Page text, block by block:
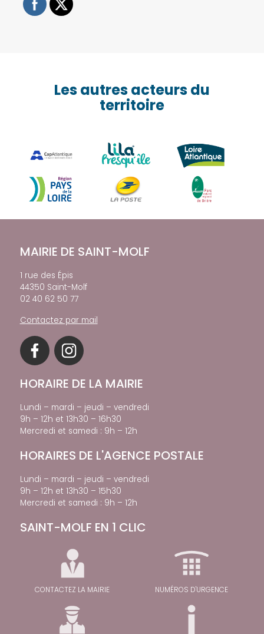
Les autres acteurs du
territoire
MAIRIE DE SAINT-MOLF
1 rue des Épis
44350 Saint-Molf
02 40 62 50 77
Contactez par mail
HORAIRE DE LA MAIRIE
Lundi – mardi – jeudi – vendredi
9h – 12h et 13h30 – 16h30
Mercredi et samedi : 9h – 12h
HORAIRES DE L'AGENCE POSTALE
Lundi – mardi – jeudi – vendredi
9h – 12h et 13h30 – 15h30
Mercredi et samedi : 9h – 12h
SAINT-MOLF EN 1 CLIC
CONTACTEZ LA MAIRIE NUMÉROS D'URGENCE